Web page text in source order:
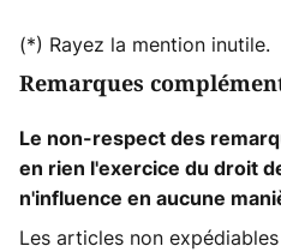
(*) Rayez la mention inutile.
Remarques
Le non-respect des
en rien l'exercice du droit
n'influence en aucune
Les articles non